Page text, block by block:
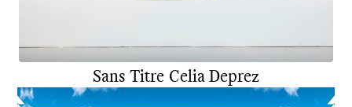
Sans Titre Celia Deprez